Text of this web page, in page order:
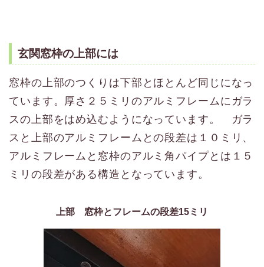
玄関窓枠の上部には
窓枠の上部のつくりは下部とほとんど同じになっ
ています。厚さ２５ミリのアルミフレームにガラ
スの上部をはめ込むようになっています。 ガラ
スと上部のアルミフレームとの段差は１０ミリ、
アルミフレームと窓枠のアルミ角パイプとは１５
ミリの段差がある構造となっています。
上部 窓枠とフレームの段差15ミリ